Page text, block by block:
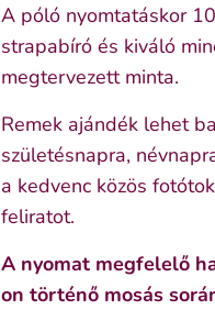
A póló nyomtatáskor
strapabíró és kiváló
megtervezett minta.
Remek ajándék lehet
születésnapra,
a kedvenc közös
feliratot.
A nyomat megfelelő
on történő mosás